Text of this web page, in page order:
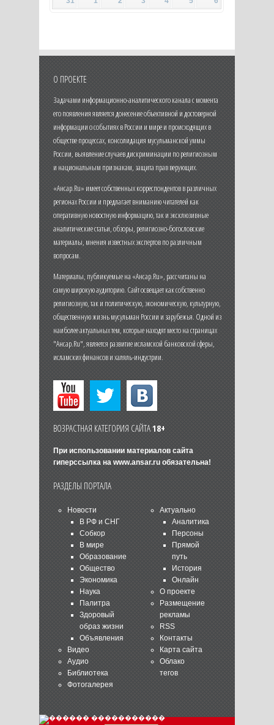
О ПРОЕКТЕ
Задачами информационно-аналитического канала с момента
его появления является донесение объективной и достоверной
информации о событиях в России и мире и происходящих в
обществе процессах, консолидация мусульманской уммы
России, выявление случаев дискриминации по религиозным
и национальным признакам, защита прав верующих.
«Ансар.Ru» имеет собственных корреспондентов в различных
регионах России и предлагает вниманию читателей как
оперативную новостную информацию, так и эксклюзивные
аналитические статьи, обзоры, религиозно-богословские
материалы, мнения известных экспертов по различным
вопросам.
Материалы, публикуемые на «Ансар.Ru», рассчитаны на
самую широкую аудиторию. Сайт освещает как собственно
религиозную, так и политическую, экономическую, культурную,
общественную жизнь мусульман России и зарубежья. Одной из
наиболее актуальных тем, которые находят место на страницах
"Ансар.Ru", является развитие исламской банковской сферы,
исламских финансов и халяль-индустрии.
ВОЗРАСТНАЯ КАТЕГОРИЯ САЙТА18+
При использовании материалов сайта
гиперссылка на www.ansar.ruобязательна!
РАЗДЕЛЫ ПОРТАЛА
Новости
В РФ и СНГ
Собкор
В мире
Образование
Общество
Экономика
Наука
Палитра
Здоровый
образ жизни
Объявления
Видео
Аудио
Библиотека
Фотогалерея
Актуально
Аналитика
Персоны
Прямой
путь
История
Онлайн
О проекте
Размещение
рекламы
RSS
Контакты
Карта сайта
Облако
тегов